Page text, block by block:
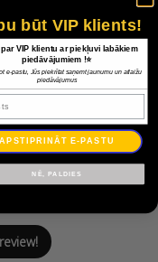
būt VIP klients!
VIP klientu ar piekļuvi labākiem
piedāvājumiem !⭐
e-pastu, Jūs piekrītat saņemt jaunumu un atlaižu
piedāvājumus
APSTIPRINĀT E-PASTU
NĒ, PALDIES